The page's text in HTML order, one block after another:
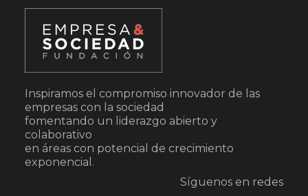
Inspiramos el compromiso innovador de las
empresas con la sociedad
fomentando un liderazgo abierto y
colaborativo
en áreas con potencial de crecimiento
exponencial.
Síguenos en redes